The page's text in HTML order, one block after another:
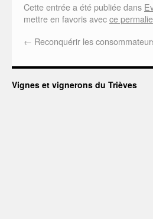
Cette entrée a été publiée dans
mettre en favoris avecce
← Reconquérir les
Vignes et vignerons du Trièves